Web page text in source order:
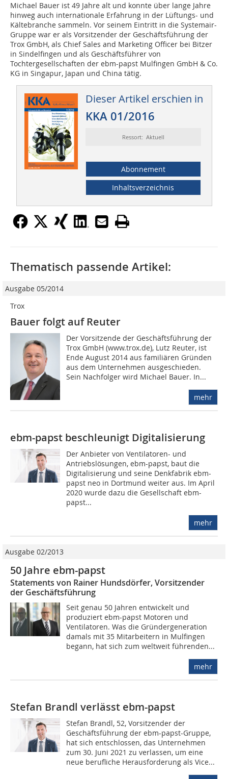
Michael Bauer ist 49 Jahre alt und konnte über lange Jahre
hinweg auch internationale Erfahrung in der Lüftungs- und
Kältebranche sammeln. Vor seinem Eintritt in die System­air-
Gruppe war er als Vorsitzender der Geschäftsführung der
Trox GmbH, als Chief Sales and Marketing Officer bei Bitzer
in Sindelfingen und als Geschäftsführer von
Tochtergesellschaften der ebm-papst Mulfingen GmbH & Co.
KG in Singapur, Japan und China tätig.
Dieser Artikel erschien in
KKA 01/2016
Ressort: Aktuell
Abonnement
Inhaltsverzeichnis
Thematisch passende Artikel:
Ausgabe 05/2014
Trox
Bauer folgt auf Reuter
Der Vorsitzende der Geschäftsführung der
Trox GmbH (www.trox.de), Lutz Reuter, ist
Ende August 2014 aus familiären Gründen
aus dem Unternehmen ausgeschieden.
Sein Nachfolger wird Michael Bauer. In...
mehr
ebm-papst beschleunigt Digitalisierung
Der Anbieter von Ventilatoren- und
Antriebslösungen, ebm-papst, baut die
Digitalisierung und seine Denkfabrik ebm-
papst neo in Dortmund weiter aus. Im April
2020 wurde dazu die Gesellschaft ebm-
papst...
mehr
Ausgabe 02/2013
50 Jahre ebm-papst
Statements von Rainer Hundsdörfer, Vorsitzender
der Geschäftsführung
Seit genau 50 Jahren entwickelt und
produziert ebm-papst Motoren und
Ventilatoren. Was die Gründergeneration
damals mit 35 Mitarbeitern in Mulfingen
begann, hat sich zum weltweit führenden...
mehr
Stefan Brandl verlässt ebm-papst
Stefan Brandl, 52, Vorsitzender der
Geschäftsführung der ebm-papst-Gruppe,
hat sich entschlossen, das Unternehmen
zum 30. Juni 2021 zu verlassen, um eine
neue berufliche Herausforderung als Vice...